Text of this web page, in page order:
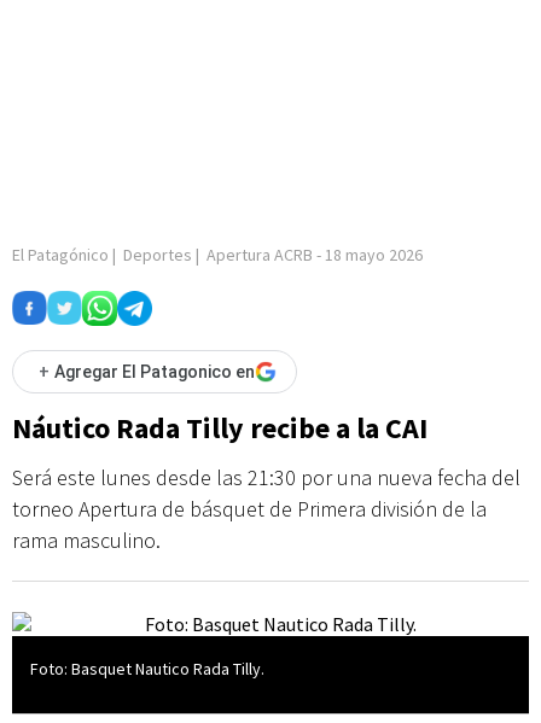
El Patagónico | Deportes | Apertura ACRB - 18 mayo 2026
+ Agregar El Patagonico en
Náutico Rada Tilly recibe a la CAI
Será este lunes desde las 21:30 por una nueva fecha del
torneo Apertura de básquet de Primera división de la
rama masculino.
Foto: Basquet Nautico Rada Tilly.